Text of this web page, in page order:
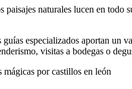
naturales lucen en
especializados aportan un
visitas a bodegas o